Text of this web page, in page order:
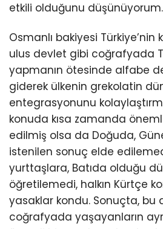
etkili olduğunu düşünüyorum.
Osmanlı bakiyesi
ulus devlet gibi coğrafyada
yapmanın ötesinde alfabe
giderek ülkenin grekolatin
entegrasyonunu
konuda kısa zamanda
edilmiş olsa da Doğuda,
istenilen sonuç elde
yurttaşlara, Batıda olduğu
öğretilemedi, halkın Kürtçe
yasaklar kondu. Sonuçta, bu
coğrafyada yaşayanların